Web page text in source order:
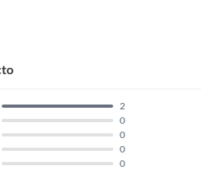
0
0
0
0
2